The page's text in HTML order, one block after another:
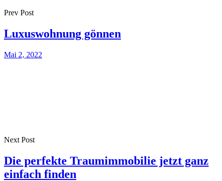
Prev Post
Luxuswohnung gönnen
Mai 2, 2022
Next Post
Die perfekte Traumimmobilie jetzt ganz
einfach finden